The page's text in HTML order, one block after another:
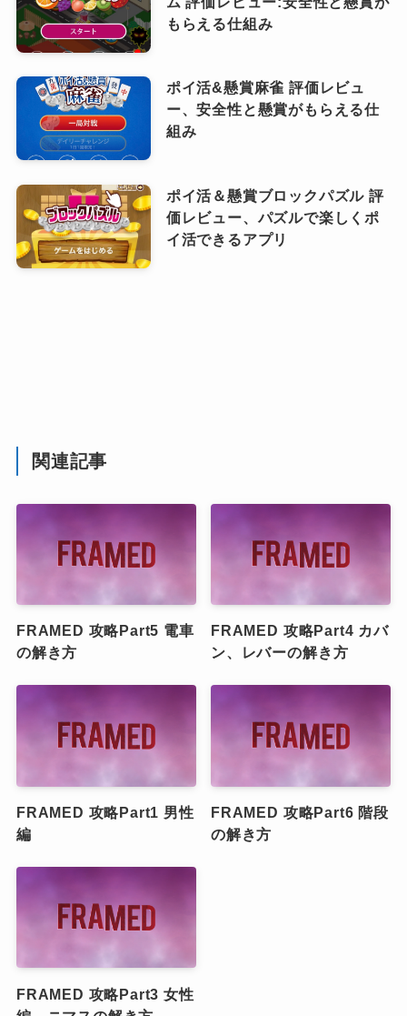
もらえる仕組み
ポイ活&懸賞麻雀 評価レビュ
ー、安全性と懸賞がもらえる仕
組み
ポイ活＆懸賞ブロックパズル 評
価レビュー、パズルで楽しくポ
イ活できるアプリ
関連記事
FRAMED 攻略Part5 電車
の解き方
FRAMED 攻略Part4 カバ
ン、レバーの解き方
FRAMED 攻略Part1 男性
編
FRAMED 攻略Part6 階段
の解き方
FRAMED 攻略Part3 女性